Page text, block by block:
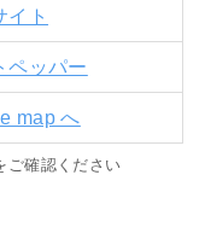
イト
ペッパー
map へ
ご確認ください